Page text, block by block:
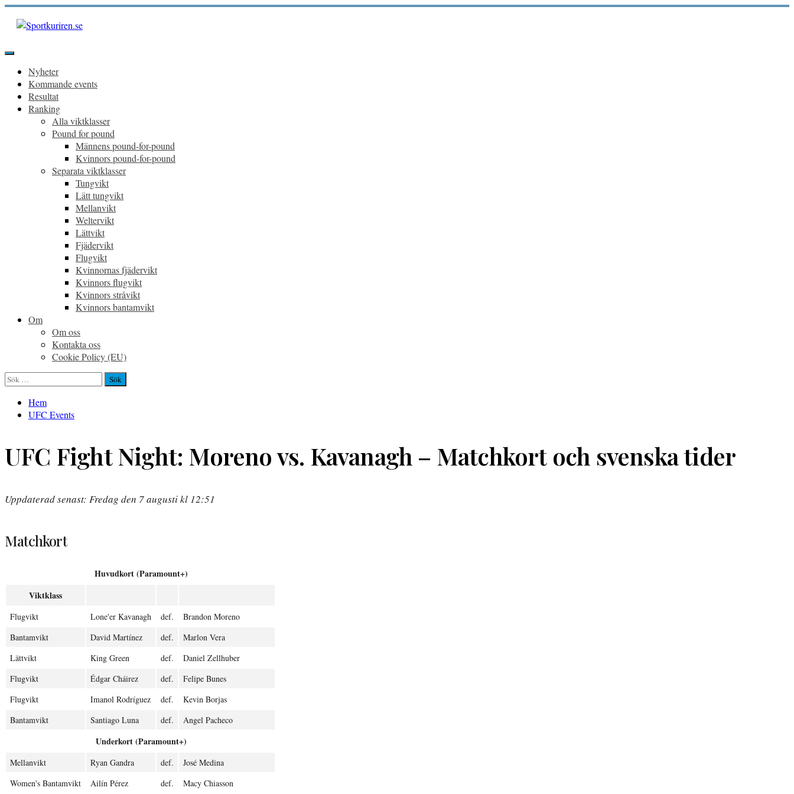
Hoppa
innehåll
Primär
Nyheter
Kommande events
Resultat
Ranking
Alla viktklasser
Pound for pound
Männens pound-for-pound
Kvinnors pound-for-pound
Separata viktklasser
Tungvikt
Lätt tungvikt
Mellanvikt
Weltervikt
Lättvikt
Fjädervikt
Flugvikt
Kvinnornas fjädervikt
Kvinnors flugvikt
Kvinnors stråvikt
Kvinnors bantamvikt
Om
Om oss
Kontakta oss
Cookie Policy (EU)
Sök
efter:
Hem
UFC Events
UFC Fight Night: Moreno vs. Kavanagh – Matchkort och svenska tider
Uppdaterad senast: Fredag den 7 augusti kl 12:51
Matchkort
Huvudkort (Paramount+)
Viktklass
Flugvikt Lone'er Kavanagh def.
Brandon Moreno
Bantamvikt
David Martínez def.
Marlon Vera
Lättvikt
King Green def.
Daniel Zellhuber
Flugvikt
Édgar Cháirez def.
Felipe Bunes
Flugvikt
Imanol Rodríguez def.
Kevin Borjas
Bantamvikt
Santiago Luna def. Angel Pacheco
Underkort (Paramount+)
Mellanvikt Ryan Gandra def.
José Medina
Women's Bantamvikt
Ailín Pérez def. Macy Chiasson